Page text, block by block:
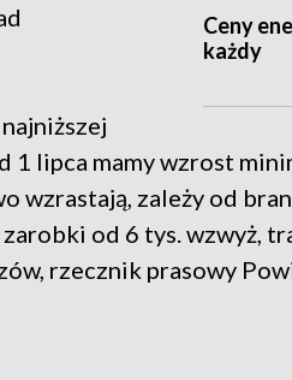
Ceny
każdy
1 lipca mamy wzrost
wzrastają, zależy od
od 6 tys. wzwyż,
rzecznik prasowy